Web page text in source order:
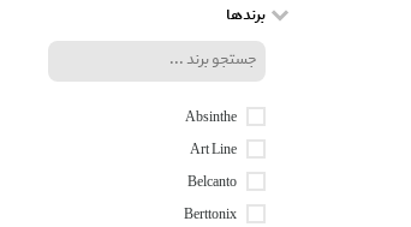
برندها
Absinthe
Art Line
Belcanto
Berttonix